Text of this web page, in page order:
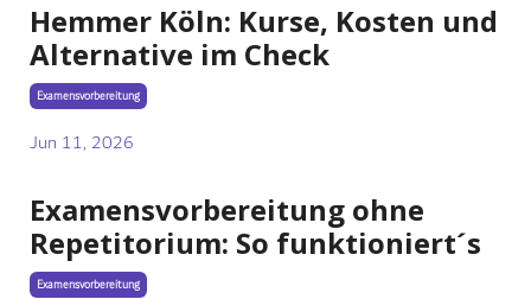
Hemmer Köln: Kurse, Kosten und
Alternative im Check
Examensvorbereitung
Jun 11, 2026
Examensvorbereitung ohne
Repetitorium: So funktioniert´s
Examensvorbereitung